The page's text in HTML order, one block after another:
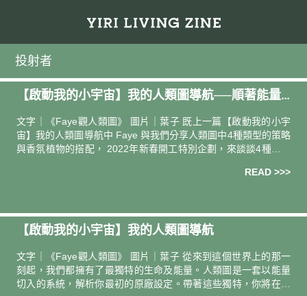
投射者
【啟動我的小宇宙】我的人類圖導航──順著能量
文字｜《Faye觀人類圖》 圖片｜葉子 既上一篇【啟動我的小宇
宙】我的人類圖導航中 Faye 與我們分享人類圖中4種類型的策略
與香氛植物的搭配， 2022年新春開工特別企劃，來談談4種人類
READ >>>
【啟動我的小宇宙】我的人類圖導航
文字｜《Faye觀人類圖》 圖片｜葉子 從來到這個世界上的那一
刻起，我們都擁有了最獨特的生命及能量。人類圖是一套以能量
切入的系統，解析你最初的原廠設定。帶著這些獨特，你將在這